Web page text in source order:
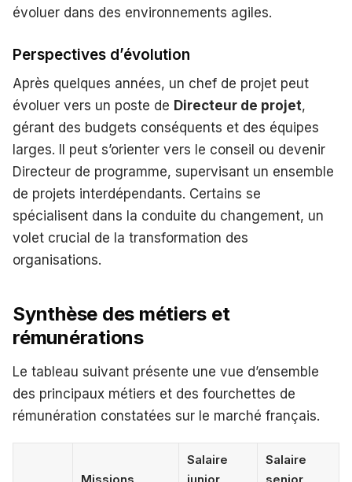
évoluer dans des environnements agiles.
Perspectives d’évolution
Après quelques années, un chef de projet peut
évoluer vers un poste de Directeur de projet,
gérant des budgets conséquents et des équipes
larges. Il peut s’orienter vers le conseil ou devenir
Directeur de programme, supervisant un ensemble
de projets interdépendants. Certains se
spécialisent dans la conduite du changement, un
volet crucial de la transformation des
organisations.
Synthèse des métiers et
rémunérations
Le tableau suivant présente une vue d’ensemble
des principaux métiers et des fourchettes de
rémunération constatées sur le marché français.
Salaire
Salaire